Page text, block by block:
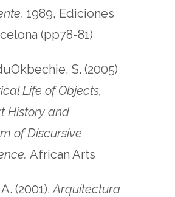
1989, Ediciones
(pp78-81)
S. (2005)
Life of Objects,
History and
of Discursive
African Arts
(2001). Arquitectura